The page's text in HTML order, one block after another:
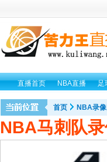
直播首页 NBA直播 足
首页 NBA录
NBA马刺队